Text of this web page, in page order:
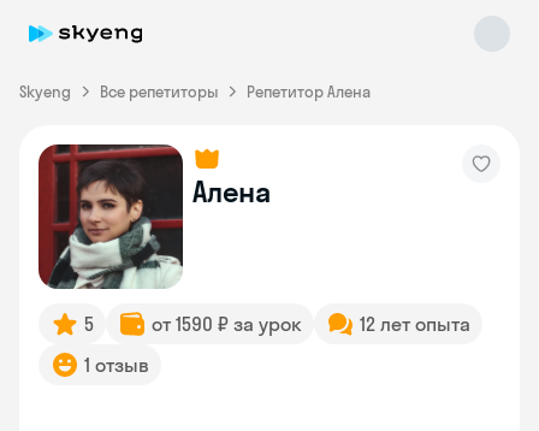
Skyeng Все репетиторы Репетитор Алена
Алена
5 от 1590 ₽ за урок
12 лет опыта
1 отзыв
Skyeng Chat
online